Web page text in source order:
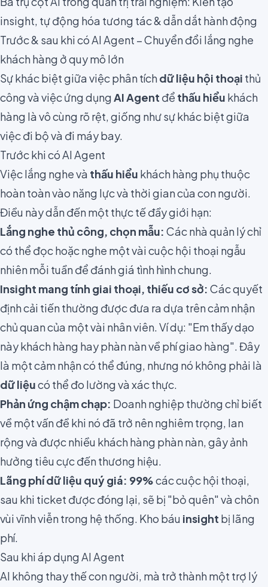
insight, tự động hóa tương tác & dẫn dắt hành động
Trước & sau khi có AI Agent – Chuyển đổi lắng nghe
khách hàng ở quy mô lớn
Sự khác biệt giữa việc phân tíchdữ liệu hội thoại thủ
công và việc ứng dụngAI Agent để thấu hiểu khách
hàng là vô cùng rõ rệt, giống như sự khác biệt giữa
việc đi bộ và đi máy bay.
Trước khi có AI Agent
Việc lắng nghe và thấu hiểu khách hàng phụ thuộc
hoàn toàn vào năng lực và thời gian của con người.
Điều này dẫn đến một thực tế đầy giới hạn:
Lắng nghe thủ công, chọn mẫu: Các nhà quản lý chỉ
có thể đọc hoặc nghe một vài cuộc hội thoại ngẫu
nhiên mỗi tuần để đánh giá tình hình chung.
Insight mang tính giai thoại, thiếu cơ sở: Các quyết
định cải tiến thường được đưa ra dựa trên cảm nhận
chủ quan của một vài nhân viên. Ví dụ: "Em thấy dạo
này khách hàng hay phàn nàn về phí giao hàng". Đây
là một cảm nhận có thể đúng, nhưng nó không phải là
dữ liệucó thể đo lường và xác thực.
Phản ứng chậm chạp: Doanh nghiệp thường chỉ biết
về một vấn đề khi nó đã trở nên nghiêm trọng, lan
rộng và được nhiều khách hàng phàn nàn, gây ảnh
hưởng tiêu cực đến thương hiệu.
Lãng phí dữ liệu quý giá: 99%các cuộc hội thoại,
sau khi ticket được đóng lại, sẽ bị "bỏ quên" và chôn
vùi vĩnh viễn trong hệ thống. Kho báu insight bị lãng
phí.
Sau khi áp dụng AI Agent
AI không thay thế con người, mà trở thành một trợ lý